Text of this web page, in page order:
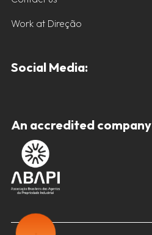
Work at Direção
Social Media:
An accredited company